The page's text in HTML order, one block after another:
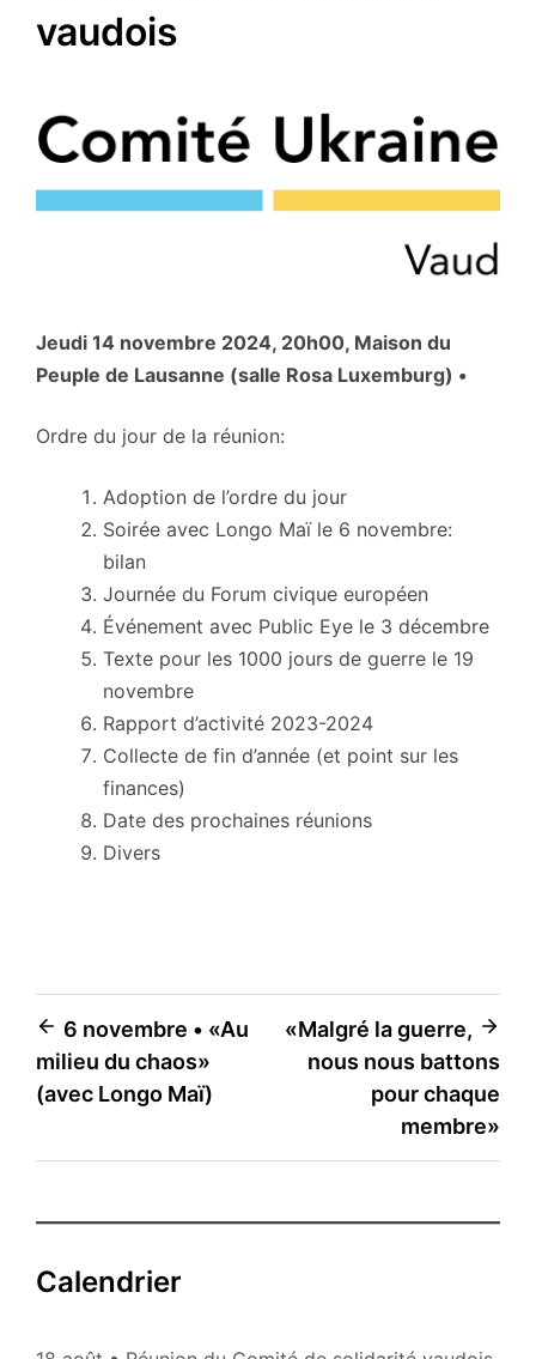
vaudois
Jeudi 14 novembre 2024, 20h00, Maison du
Peuple de Lausanne (salle Rosa Luxemburg) •
Ordre du jour de la réunion:
Adoption de l’ordre du jour
Soirée avec Longo Maï le 6 novembre:
bilan
Journée du Forum civique européen
Événement avec Public Eye le 3 décembre
Texte pour les 1000 jours de guerre le 19
novembre
Rapport d’activité 2023-2024
Collecte de fin d’année (et point sur les
finances)
Date des prochaines réunions
Divers
Navigation
de
6 novembre • «Au
milieu du chaos»
(avec Longo Maï)
«Malgré la guerre,
nous nous battons
pour chaque
membre»
Calendrier